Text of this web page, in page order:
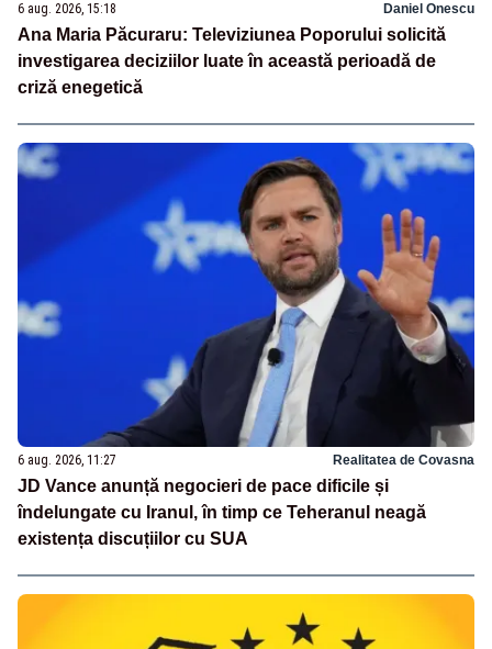
6 aug. 2026, 15:18 Daniel Onescu
Ana Maria Păcuraru: Televiziunea Poporului solicită
investigarea deciziilor luate în această perioadă de
criză enegetică
6 aug. 2026, 11:27 Realitatea de Covasna
JD Vance anunță negocieri de pace dificile și
îndelungate cu Iranul, în timp ce Teheranul neagă
existența discuțiilor cu SUA